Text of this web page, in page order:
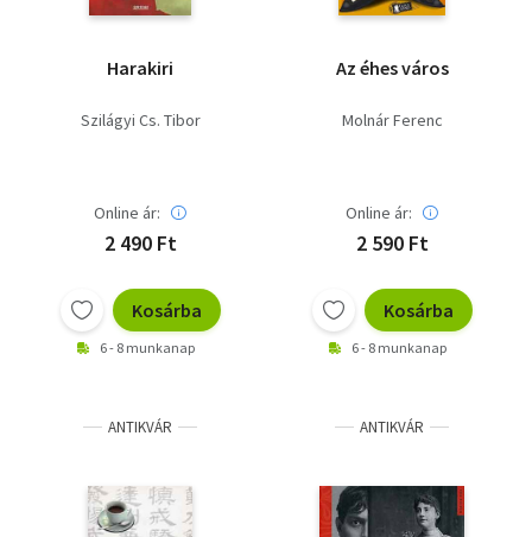
Harakiri
Szilágyi Cs. Tibor
Online ár:
2 490 Ft
Kosárba
6 - 8 munkanap
Az éhes város
Molnár Ferenc
Online ár:
2 590 Ft
Kosárba
6 - 8 munkanap
ANTIKVÁR ANTIKVÁR